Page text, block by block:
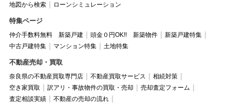
地図から検索
ローンシミュレーション
特集ページ
仲介手数料無料 新築戸建 頭金０円OK!! 新築物件
新築戸建特集
中古戸建特集
マンション特集 土地特集
不動産売却・買取
奈良県の不動産買取専門店 不動産買取サービス
相続対策
空き家買取
訳アリ・事故物件の買取・売却
売却査定フォーム
査定相談実績
不動産の売却の流れ